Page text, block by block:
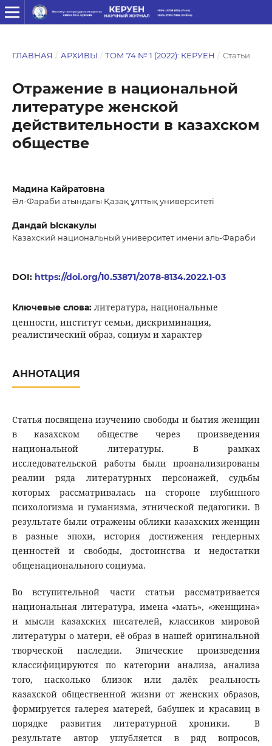
ГЛАВНАЯ / АРХИВЫ / ТОМ 74 № 1 (2022): КЕРУЕН / Статьи
Отражение в национальной
литературе женской
действительности в казахском
обществе
Мадина Кайратовна
Әл-Фараби атындағы Қазақ ұлттық университеті
Дандай Ыскакулы
Казахский национальный университет имени аль-Фараби
DOI: https://doi.org/10.53871/2078-8134.2022.1-03
Ключевые слова: литература, национальные
ценности, институт семьи, дискриминация,
реалистический образ, социум и характер
АННОТАЦИЯ
Статья посвящена изучению свободы и бытия женщин
в казахском обществе через произведения
национальной литературы. В рамках
исследовательской работы были проанализированы
реалии ряда литературных персонажей, судьбы
которых рассматривалась на стороне глубинного
психологизма и гуманизма, этнической педагогики. В
результате были отражены облики казахских женщин
в разные эпохи, история достижения гендерных
ценностей и свободы, достоинства и недостатки
общенационального социума.
Во вступительной части статьи рассматривается
национальная литература, имена «мать», «женщина»
и мысли казахских писателей, классиков мировой
литературы о матери, её образ в нашей оригинальной
творческой наследии. Эпические произведения
классифицируются по категории анализа, анализа
того, насколько близок или далёк реальность
казахской общественной жизни от женских образов,
формируется галерея матерей, бабушек и красавиц в
порядке развития литературной хроники. В
результате автор углубляется в ряд вопросов,